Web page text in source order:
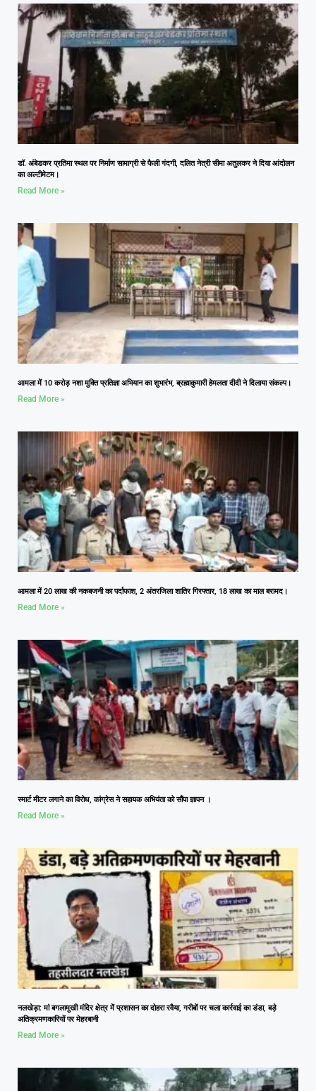
डॉ. अंबेडकर प्रतिमा स्थल पर निर्माण सामाग्री से फैली गंदगी, दलित नेत्री सीमा अतुलकर ने दिया आंदोलन
का अल्टीमेटम।
Read More »
आमला में 10 करोड़ नशा मुक्ति प्रतिज्ञा अभियान का शुभारंभ, ब्रह्माकुमारी हेमलता दीदी ने दिलाया संकल्प।
Read More »
आमला में 20 लाख की नकबजनी का पर्दाफाश, 2 अंतरजिला शातिर गिरफ्तार, 18 लाख का माल बरामद।
Read More »
स्मार्ट मीटर लगाने का विरोध, कांग्रेस ने सहायक अभियंता को सौंपा ज्ञापन ।
Read More »
नलखेड़ा: मां बगलामुखी मंदिर क्षेत्र में प्रशासन का दोहरा रवैया, गरीबों पर चला कार्रवाई का डंडा, बड़े
अतिक्रमणकारियों पर मेहरबानी
Read More »